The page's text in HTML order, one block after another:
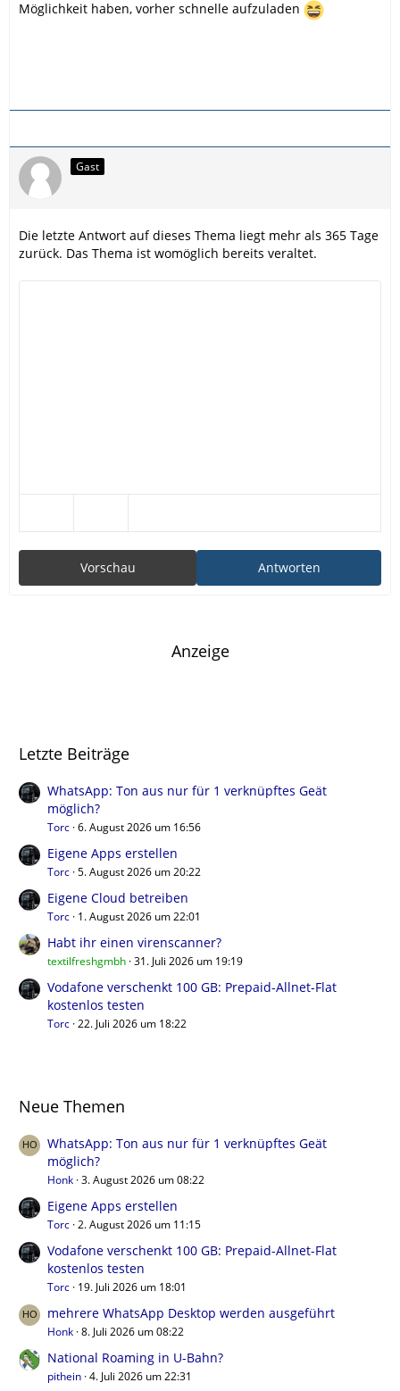
Möglichkeit haben, vorher schnelle aufzuladen
Gast
Die letzte Antwort auf dieses Thema liegt mehr als 365 Tage
zurück. Das Thema ist womöglich bereits veraltet.
Antworten
Vorschau
Anzeige
Letzte Beiträge
WhatsApp: Ton aus nur für 1 verknüpftes Geät
möglich?
Torc 6. August 2026 um 16:56
Eigene Apps erstellen
Torc 5. August 2026 um 20:22
Eigene Cloud betreiben
Torc 1. August 2026 um 22:01
Habt ihr einen virenscanner?
textilfreshgmbh 31. Juli 2026 um 19:19
Vodafone verschenkt 100 GB: Prepaid-Allnet-Flat
kostenlos testen
Torc 22. Juli 2026 um 18:22
Neue Themen
WhatsApp: Ton aus nur für 1 verknüpftes Geät
möglich?
Honk 3. August 2026 um 08:22
Eigene Apps erstellen
Torc 2. August 2026 um 11:15
Vodafone verschenkt 100 GB: Prepaid-Allnet-Flat
kostenlos testen
Torc 19. Juli 2026 um 18:01
mehrere WhatsApp Desktop werden ausgeführt
Honk 8. Juli 2026 um 08:22
National Roaming in U-Bahn?
pithein 4. Juli 2026 um 22:31